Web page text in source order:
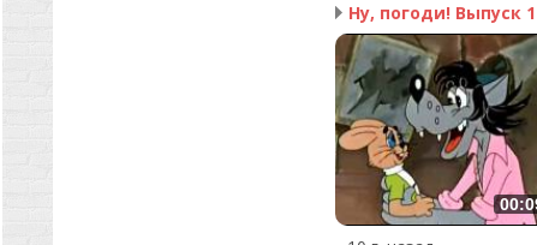
Ну, погоди! Выпуск